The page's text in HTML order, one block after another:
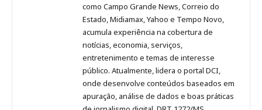
como Campo Grande News, Correio do
Estado, Midiamax, Yahoo e Tempo Novo,
acumula experiência na cobertura de
notícias, economia, serviços,
entretenimento e temas de interesse
público. Atualmente, lidera o portal DCI,
onde desenvolve conteúdos baseados em
apuração, análise de dados e boas práticas